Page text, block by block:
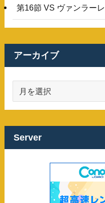
第16節 VS ヴァンラー
アーカイブ
カ
イ
ブ
Server